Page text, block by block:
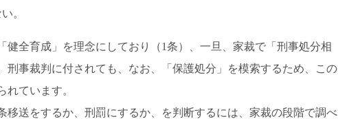
。
健全育成」を理念にしており（1条）、一旦、家裁で「刑事処分相
刑事裁判に付されても、なお、「保護処分」を模索するため、この
れています。
移送をするか、刑罰にするか、を判断するには、家裁の段階で調べ